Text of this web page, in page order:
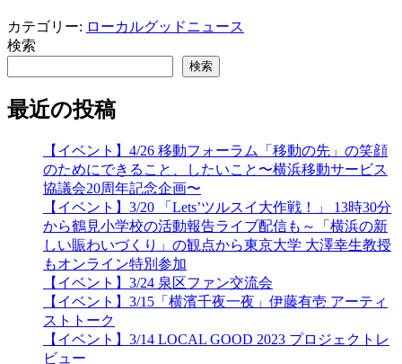
カテゴリー: ローカルグッドニュース
検索
検索
最近の投稿
【イベント】4/26 移動フォーラム「移動の先」の笑顔
のためにできること、したいこと〜横浜移動サービス
協議会20周年記念企画〜
【イベント】3/20 「Lets’ツルスイ大作戦！」 13時30分
から鶴見小学校の活動報告ライブ配信も～「横浜の新
しい賑わいづくり」の観点から東京大学 大澤幸生教授
もオンライン特別参加
【イベント】3/24 泉区ファン交流会
【イベント】3/15「横濱千夜一夜」伊藤有壱 アーティ
ストトーク
【イベント】3/14 LOCAL GOOD 2023 プロジェクトレ
ビュー